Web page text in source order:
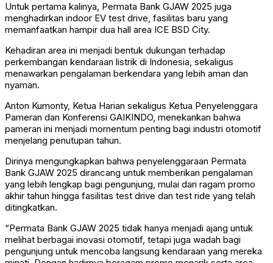
Untuk pertama kalinya, Permata Bank GJAW 2025 juga
menghadirkan indoor EV test drive, fasilitas baru yang
memanfaatkan hampir dua hall area ICE BSD City.
Kehadiran area ini menjadi bentuk dukungan terhadap
perkembangan kendaraan listrik di Indonesia, sekaligus
menawarkan pengalaman berkendara yang lebih aman dan
nyaman.
Anton Kumonty, Ketua Harian sekaligus Ketua Penyelenggara
Pameran dan Konferensi GAIKINDO, menekankan bahwa
pameran ini menjadi momentum penting bagi industri otomotif
menjelang penutupan tahun.
Dirinya mengungkapkan bahwa penyelenggaraan Permata
Bank GJAW 2025 dirancang untuk memberikan pengalaman
yang lebih lengkap bagi pengunjung, mulai dari ragam promo
akhir tahun hingga fasilitas test drive dan test ride yang telah
ditingkatkan.
“Permata Bank GJAW 2025 tidak hanya menjadi ajang untuk
melihat berbagai inovasi otomotif, tetapi juga wadah bagi
pengunjung untuk mencoba langsung kendaraan yang mereka